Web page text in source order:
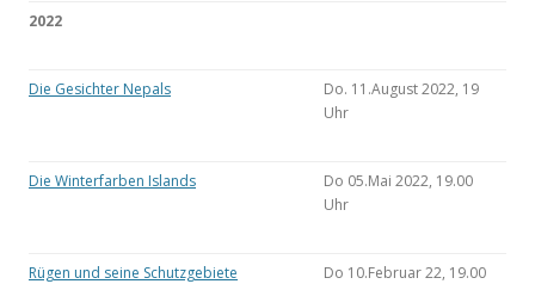
2022
Die Gesichter Nepals
Do. 11.August 2022, 19
Uhr
Die Winterfarben Islands
Do 05.Mai 2022, 19.00
Uhr
Rügen und seine Schutzgebiete
Do 10.Februar 22, 19.00